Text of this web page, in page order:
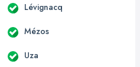
Lévignacq
Mézos
Uza